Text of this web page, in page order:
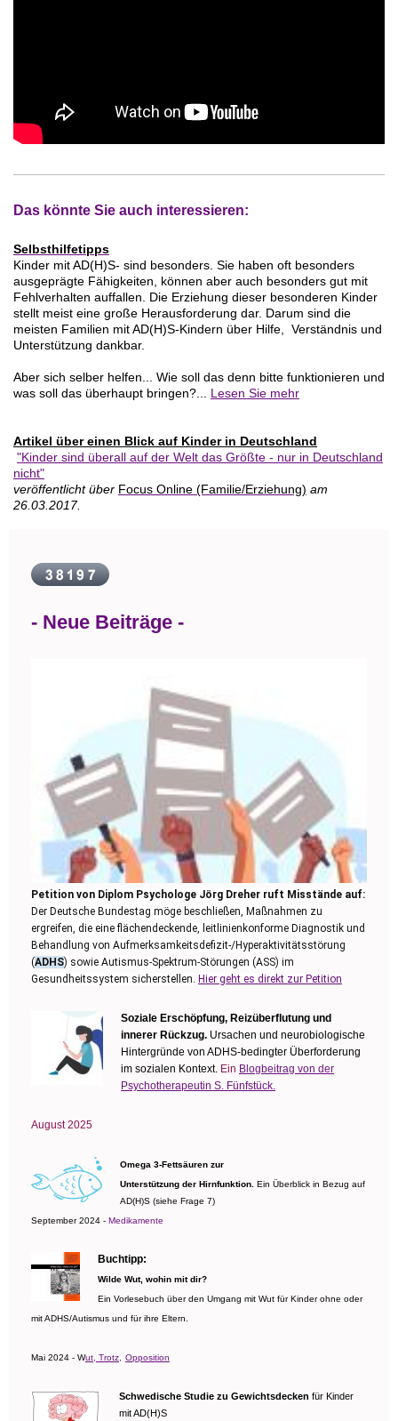
Das könnte Sie auch interessieren:
Selbsthilfetipps
Kinder mit AD(H)S- sind besonders. Sie haben oft besonders
ausgeprägte Fähigkeiten, können aber auch besonders gut mit
Fehlverhalten auffallen. Die Erziehung dieser besonderen Kinder
stellt meist eine große Herausforderung dar. Darum sind die
meisten Familien mit AD(H)S-Kindern über Hilfe, Verständnis und
Unterstützung dankbar.
Aber sich selber helfen... Wie soll das denn bitte funktionieren und
was soll das überhaupt bringen?... Lesen Sie mehr
Artikel über einen Blick auf Kinder in Deutschland
"Kinder sind überall auf der Welt das Größte - nur in Deutschland
nicht"
veröffentlicht über Focus Online (Familie/Erziehung) am
26.03.2017.
- Neue Beiträge -
Petition von Diplom Psychologe Jörg Dreher ruft Misstände auf:
Der Deutsche Bundestag möge beschließen, Maßnahmen zu
ergreifen, die eine flächendeckende, leitlinienkonforme Diagnostik und
Behandlung von Aufmerksamkeitsdefizit-/Hyperaktivitätsstörung
(ADHS) sowie Autismus-Spektrum-Störungen (ASS) im
Gesundheitssystem sicherstellen. Hier geht es direkt zur Petition
Soziale Erschöpfung, Reizüberflutung und
innerer Rückzug. Ursachen und neurobiologische
Hintergründe von ADHS-bedingter Überforderung
im sozialen Kontext. Ein Blogbeitrag von der
Psychotherapeutin S. Fünfstück.
August 2025
Omega 3-Fettsäuren zur
Unterstützung der Hirnfunktion. Ein Überblick in Bezug auf
AD(H)S (siehe Frage 7)
September 2024 - Medikamente
Buchtipp:
Wilde Wut, wohin mit dir?
Ein Vorlesebuch über den Umgang mit Wut für Kinder ohne oder
mit ADHS/Autismus und für ihre Eltern.
Mai 2024 - Wut, Trotz, Opposition
Schwedische Studie zu Gewichtsdecken für Kinder
mit AD(H)S